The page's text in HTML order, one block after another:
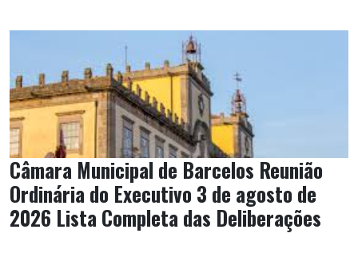
Câmara Municipal de Barcelos Reunião
Ordinária do Executivo 3 de agosto de
2026 Lista Completa das Deliberações